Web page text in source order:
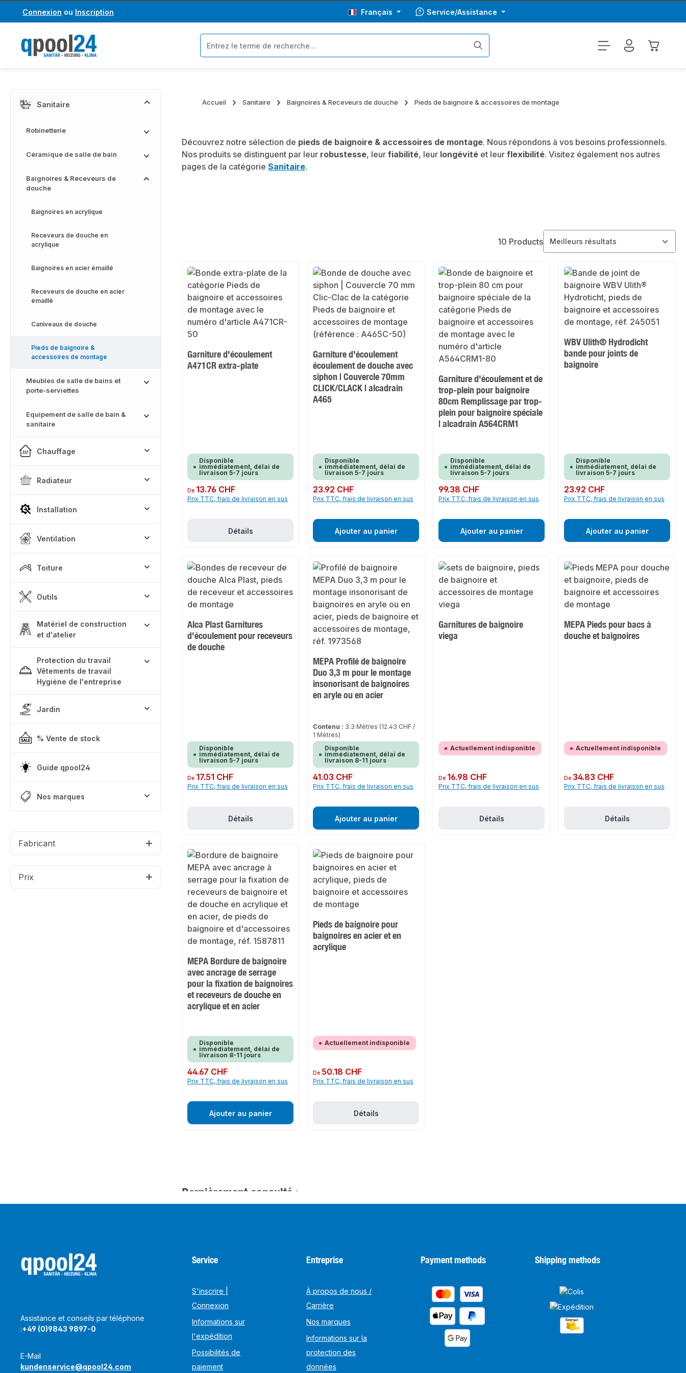
au contenu principal
Passer à la recherche
Connexion ou Inscription Français Service/Assistance
Le
Sanitaire
Robinetterie
Céramique de salle de bain
Baignoires & Receveurs de
douche
Baignoires en acrylique
Receveurs de douche en
acrylique
Baignoires en acier émaillé
Receveurs de douche en acier
émaillé
Caniveaux de douche
Pieds de baignoire &
accessoires de montage
Meubles de salle de bains et
porte-serviettes
Equipement de salle de bain &
sanitaire
Chauffage
Radiateur
Installation
Ventilation
Toiture
Outils
Matériel de construction
et d'atelier
Protection du travail
Vêtements de travail
Hygiène de l'entreprise
Jardin
% Vente de stock
Guide qpool24
Nos marques
Fabricant
Prix
Accueil Sanitaire Baignoires & Receveurs de douche Pieds de baignoire & accessoires de montage
Découvrez notre sélection de pieds de baignoire & accessoires de montage. Nous répondons à vos besoins professionnels.
Nos produits se distinguent par leur robustesse, leur fiabilité, leur longévité et leur flexibilité. Visitez également nos autres
pages de la catégorie Sanitaire.
10 Products
Garniture d'écoulement
A471CR extra-plate
Disponible
immédiatement, délai de
livraison 5-7 jours
Prix régulier :
De 13.76 CHF
Prix TTC, frais de livraison en sus
Détails
Garniture d'écoulement
écoulement de douche avec
siphon | Couvercle 70mm
CLICK/CLACK | alcadrain
A465
Disponible
immédiatement, délai de
livraison 5-7 jours
Prix régulier :
23.92 CHF
Prix TTC, frais de livraison en sus
Ajouter au panier
Garniture d'écoulement et de
trop-plein pour baignoire
80cm Remplissage par trop-
plein pour baignoire spéciale
| alcadrain A564CRM1
Disponible
immédiatement, délai de
livraison 5-7 jours
Prix régulier :
99.38 CHF
Prix TTC, frais de livraison en sus
Ajouter au panier
WBV Ulith® Hydrodicht
bande pour joints de
baignoire
Disponible
immédiatement, délai de
livraison 5-7 jours
Prix régulier :
23.92 CHF
Prix TTC, frais de livraison en sus
Ajouter au panier
Alca Plast Garnitures
d'écoulement pour receveurs
de douche
Disponible
immédiatement, délai de
livraison 5-7 jours
Prix régulier :
De 17.51 CHF
Prix TTC, frais de livraison en sus
Détails
MEPA Profilé de baignoire
Duo 3,3 m pour le montage
insonorisant de baignoires
en aryle ou en acier
Contenu : 3.3 Mètres (12.43 CHF /
1 Mètres)
Disponible
immédiatement, délai de
livraison 8-11 jours
Prix régulier :
41.03 CHF
Prix TTC, frais de livraison en sus
Ajouter au panier
Garnitures de baignoire
viega
Actuellement indisponible
Prix régulier :
De 16.98 CHF
Prix TTC, frais de livraison en sus
Détails
MEPA Pieds pour bacs à
douche et baignoires
Actuellement indisponible
Prix régulier :
De 34.83 CHF
Prix TTC, frais de livraison en sus
Détails
MEPA Bordure de baignoire
avec ancrage de serrage
pour la fixation de baignoires
et receveurs de douche en
acrylique et en acier
Disponible
immédiatement, délai de
livraison 8-11 jours
Prix régulier :
44.67 CHF
Prix TTC, frais de livraison en sus
Ajouter au panier
Pieds de baignoire pour
baignoires en acier et en
acrylique
Actuellement indisponible
Prix régulier :
De 50.18 CHF
Prix TTC, frais de livraison en sus
Détails
Dernièrement consulté :
Assistance et conseils par téléphone
:+49 (0)9843 9897-0
E-Mail
kundenservice@qpool24.com
Service
S'inscrire |
Connexion
Informations sur
l'expédition
Possibilités de
paiement
Entreprise
À propos de nous /
Carrière
Nos marques
Informations sur la
protection des
données
Payment methods Shipping methods